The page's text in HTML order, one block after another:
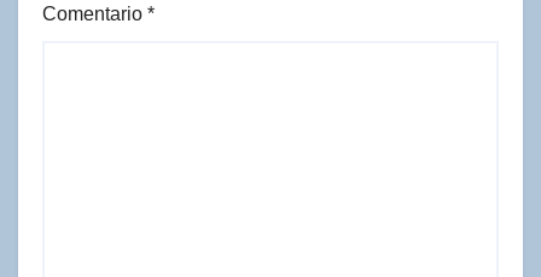
Comentario *